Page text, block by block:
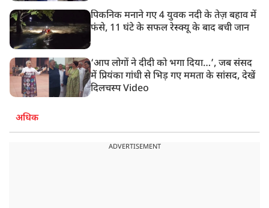
पिकनिक मनाने गए 4 युवक नदी के तेज़ बहाव में
फंसे, 11 घंटे के सफल रेस्क्यू के बाद बची जान
‘आप लोगों ने दीदी को भगा दिया…’, जब संसद
में प्रियंका गांधी से भिड़ गए ममता के सांसद, देखें
दिलचस्प Video
अधिक
ADVERTISEMENT